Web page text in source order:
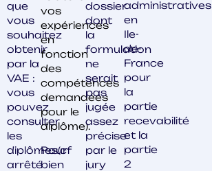
que
vous
souhaitez
obtenir
par la
VAE :
vous
pouvez
consulter
les
diplômes(cf
arrêté
vos
expériences
en
fonction
des
compétences
demandées
pour le
diplôme).
Pour
bien
dossier
dont
la
formulation
ne
serait
pas
jugée
assez
précise
par le
jury
administratives
en
Ile-
de-
France
pour
la
partie
recevabilité
et la
partie
2